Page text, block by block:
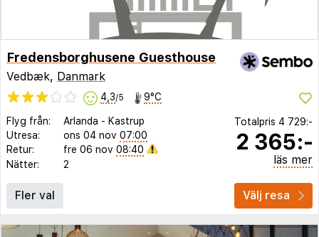
Fredensborghusene Guesthouse
Vedbæk, Danmark
4,3/5 9°C
Flyg från: Arlanda - Kastrup
Utresa:
ons 04 nov 07:00
Retur:
fre 06 nov 08:40
Nätter:
2
Totalpris 4 729:-
2 365:-
läs mer
Fler val Välj resa